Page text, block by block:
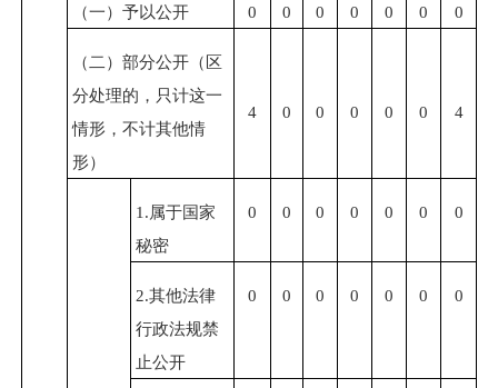
（一）予以公开 0 0 0 0 0 0 0
（二）部分公开（区
分处理的，只计这一
情形，不计其他情
形）
4 0 0 0 0 0 4
1.属于国家
秘密
0 0 0 0 0 0 0
2.其他法律
行政法规禁
止公开
0 0 0 0 0 0 0